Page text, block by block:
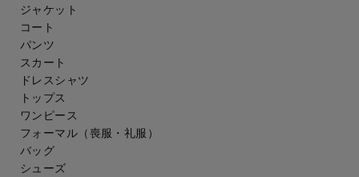
ジャケット
コート
パンツ
スカート
ドレスシャツ
トップス
ワンピース
フォーマル（喪服・礼服）
バッグ
シューズ